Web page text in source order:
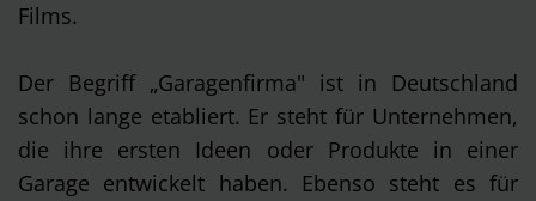
Films.
Der Begriff „Garagenfirma" ist in Deutschland
schon lange etabliert. Er steht für Unternehmen,
die ihre ersten Ideen oder Produkte in einer
Garage entwickelt haben. Ebenso steht es für